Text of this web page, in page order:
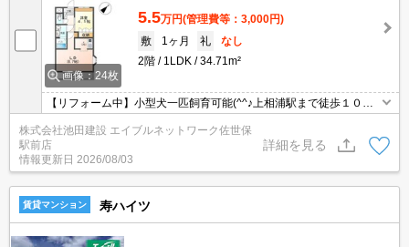
画像：24枚
5.5万円(管理費等：3,000円)
敷
1ヶ月 礼
なし
2階
1LDK 34.71m²
【リフォーム中】小型犬一匹飼育可能(^^♪上相浦駅まで徒歩１０
屋です。※ご案内はご予約の方を優先とさせて頂きます。
株式会社池田建設 エイブルネットワーク佐世保
駅前店
情報更新日 2026/08/03
詳細を見る
賃貸マンション 寿ハイツ